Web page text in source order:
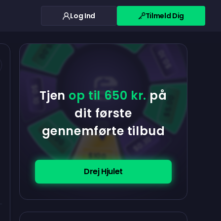
Log Ind Tilmeld Dig
Tjen op til 650 kr. på
dit første
gennemførte tilbud
Drej Hjulet
$100
$5.00
$0.10
$5.00
$0.10 $5.00
$5.00